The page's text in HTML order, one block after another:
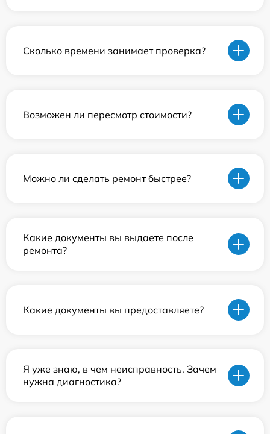
Сколько времени занимает проверка?
Возможен ли пересмотр стоимости?
Можно ли сделать ремонт быстрее?
Какие документы вы выдаете после
ремонта?
Какие документы вы предоставляете?
Я уже знаю, в чем неисправность. Зачем
нужна диагностика?